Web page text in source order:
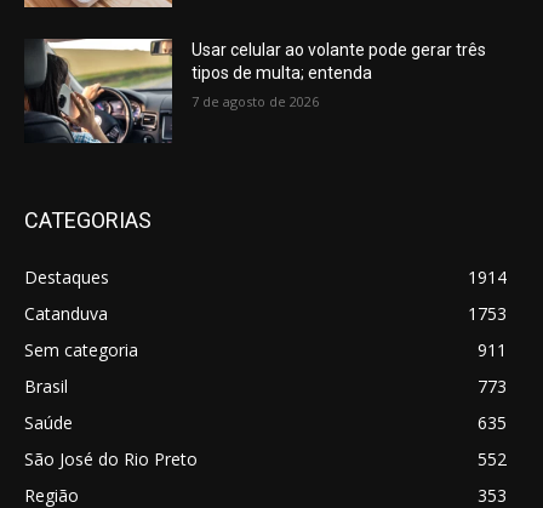
Usar celular ao volante pode gerar três
tipos de multa; entenda
7 de agosto de 2026
CATEGORIAS
Destaques
1914
Catanduva
1753
Sem categoria
911
Brasil
773
Saúde
635
São José do Rio Preto
552
Região
353